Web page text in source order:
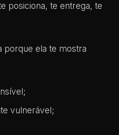
posiciona, te entrega, te
porque ela te mostra
vulnerável;